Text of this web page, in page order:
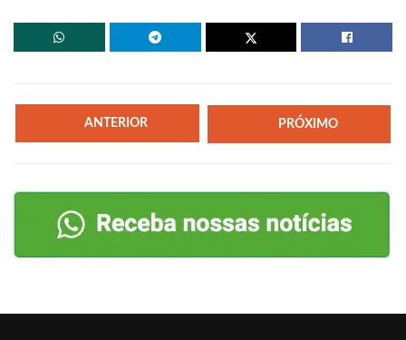
ANTERIOR PRÓXIMO